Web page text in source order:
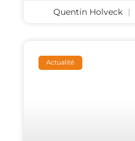
Quentin Holveck
Actualité